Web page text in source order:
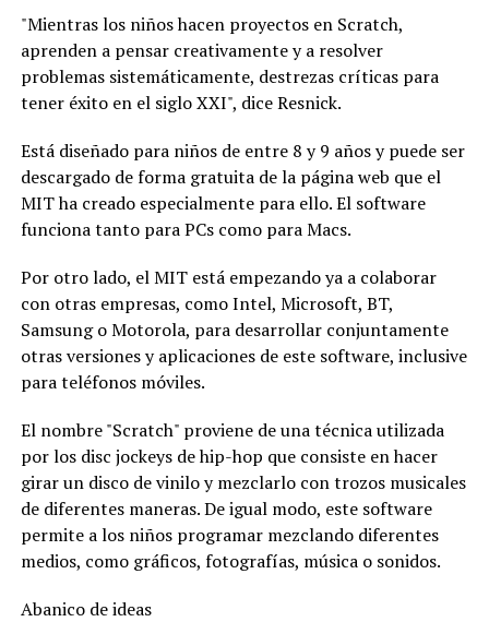
"Mientras los niños hacen proyectos en Scratch,
aprenden a pensar creativamente y a resolver
problemas sistemáticamente, destrezas críticas para
tener éxito en el siglo XXI", dice Resnick.
Está diseñado para niños de entre 8 y 9 años y puede ser
descargado de forma gratuita de la página web que el
MIT ha creado especialmente para ello. El software
funciona tanto para PCs como para Macs.
Por otro lado, el MIT está empezando ya a colaborar
con otras empresas, como Intel, Microsoft, BT,
Samsung o Motorola, para desarrollar conjuntamente
otras versiones y aplicaciones de este software, inclusive
para teléfonos móviles.
El nombre "Scratch" proviene de una técnica utilizada
por los disc jockeys de hip-hop que consiste en hacer
girar un disco de vinilo y mezclarlo con trozos musicales
de diferentes maneras. De igual modo, este software
permite a los niños programar mezclando diferentes
medios, como gráficos, fotografías, música o sonidos.
Abanico de ideas